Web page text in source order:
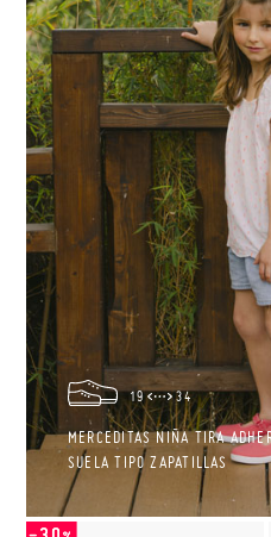
19 34
MERCEDITAS NIÑA TIRA
SUELA TIPO ZAPATILLAS